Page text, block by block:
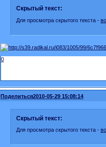
Скрытый текст:
Для просмотра скрытого текста -
0
Поделиться2010-05-29 15:08:14
Скрытый текст:
Для просмотра скрытого текста -